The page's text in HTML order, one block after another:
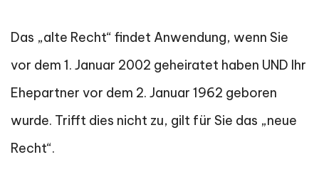
Das „alte Recht“ findet Anwendung, wenn Sie
vor dem 1. Januar 2002 geheiratet haben UND Ihr
Ehepartner vor dem 2. Januar 1962 geboren
wurde. Trifft dies nicht zu, gilt für Sie das „neue
Recht“.